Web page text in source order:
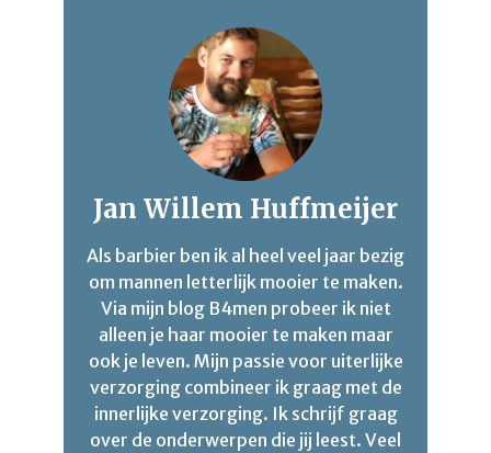
Jan Willem Huffmeijer
Als barbier ben ik al heel veel jaar bezig
om mannen letterlijk mooier te maken.
Via mijn blog B4men probeer ik niet
alleen je haar mooier te maken maar
ook je leven. Mijn passie voor uiterlijke
verzorging combineer ik graag met de
innerlijke verzorging. Ik schrijf graag
over de onderwerpen die jij leest. Veel